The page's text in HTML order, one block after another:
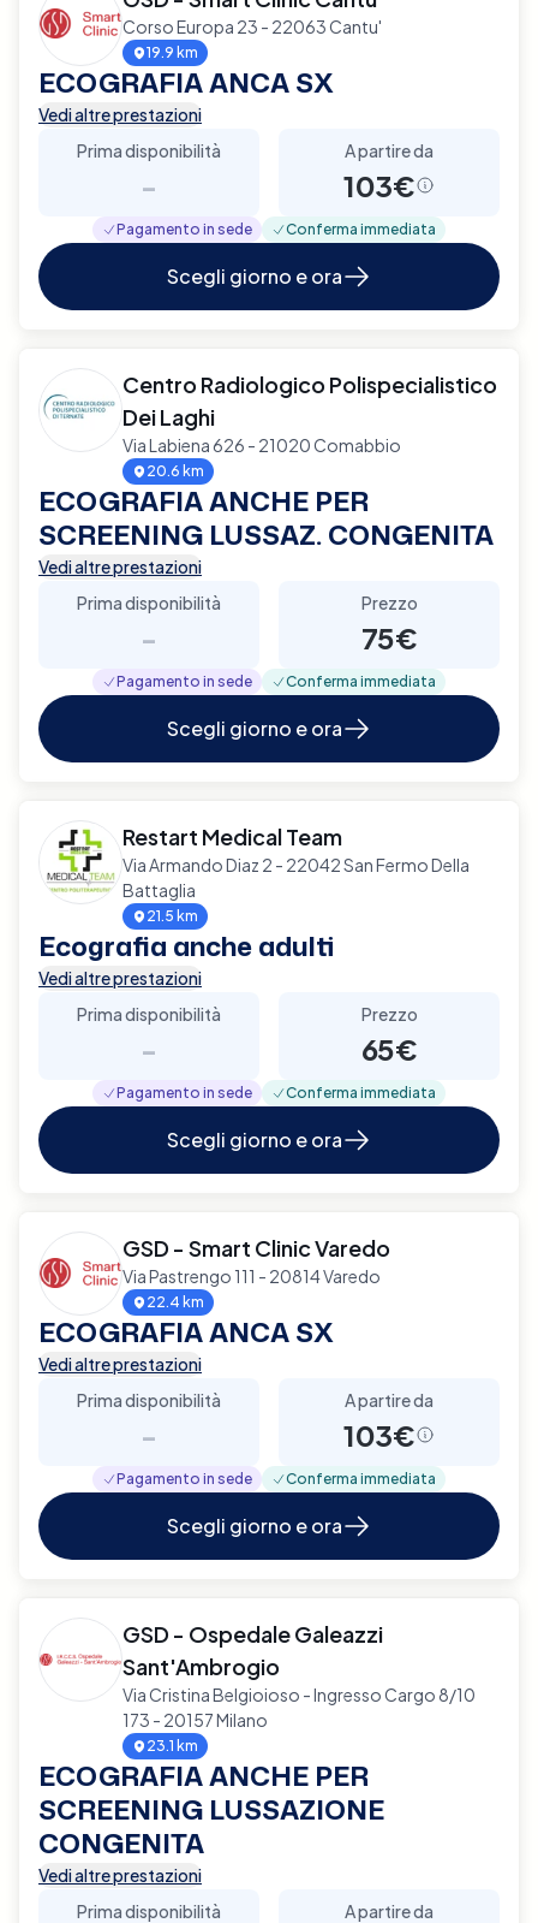
Corso Europa 23 - 22063 Cantu'
19.9 km
ECOGRAFIA ANCA SX
Vedi altre prestazioni
Prima disponibilità
-
A partire da
103€
Pagamento in sede Conferma immediata
Scegli giorno e ora
Centro Radiologico Polispecialistico
Dei Laghi
Via Labiena 626 - 21020 Comabbio
20.6 km
ECOGRAFIA ANCHE PER
SCREENING LUSSAZ. CONGENITA
Vedi altre prestazioni
Prima disponibilità
-
Prezzo
75€
Pagamento in sede Conferma immediata
Scegli giorno e ora
Restart Medical Team
Via Armando Diaz 2 - 22042 San Fermo Della
Battaglia
21.5 km
Ecografia anche adulti
Vedi altre prestazioni
Prima disponibilità
-
Prezzo
65€
Pagamento in sede Conferma immediata
Scegli giorno e ora
GSD - Smart Clinic Varedo
Via Pastrengo 111 - 20814 Varedo
22.4 km
ECOGRAFIA ANCA SX
Vedi altre prestazioni
Prima disponibilità
-
A partire da
103€
Pagamento in sede Conferma immediata
Scegli giorno e ora
GSD - Ospedale Galeazzi
Sant'Ambrogio
Via Cristina Belgioioso - Ingresso Cargo 8/10
173 - 20157 Milano
23.1 km
ECOGRAFIA ANCHE PER
SCREENING LUSSAZIONE
CONGENITA
Vedi altre prestazioni
Prima disponibilità
A partire da